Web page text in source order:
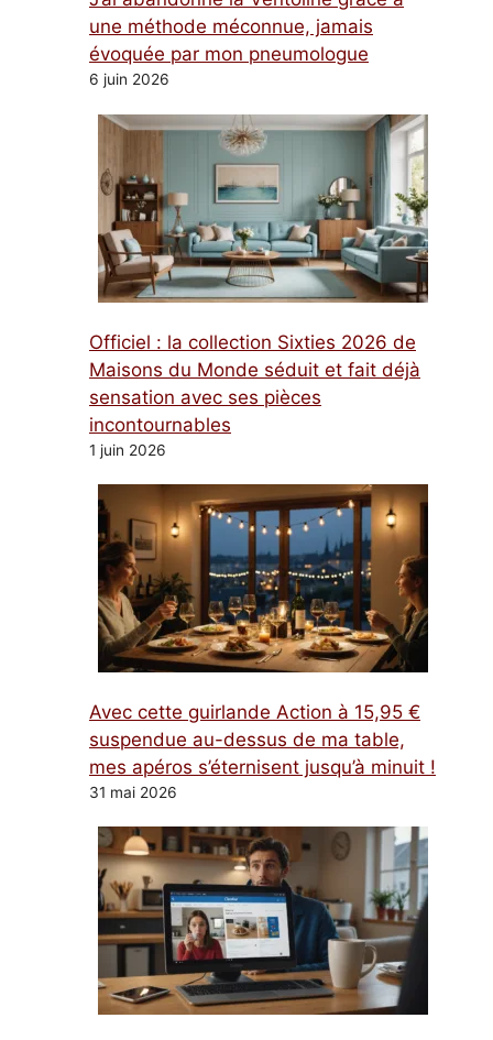
une méthode méconnue, jamais
évoquée par mon pneumologue
6 juin 2026
Officiel : la collection Sixties 2026 de
Maisons du Monde séduit et fait déjà
sensation avec ses pièces
incontournables
1 juin 2026
Avec cette guirlande Action à 15,95 €
suspendue au-dessus de ma table,
mes apéros s’éternisent jusqu’à minuit !
31 mai 2026